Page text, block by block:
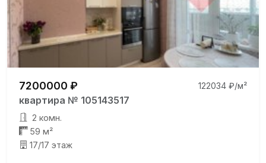
7200000 ₽ 122034 ₽/м²
квартира № 105143517
2 комн.
59 м²
17/17 этаж